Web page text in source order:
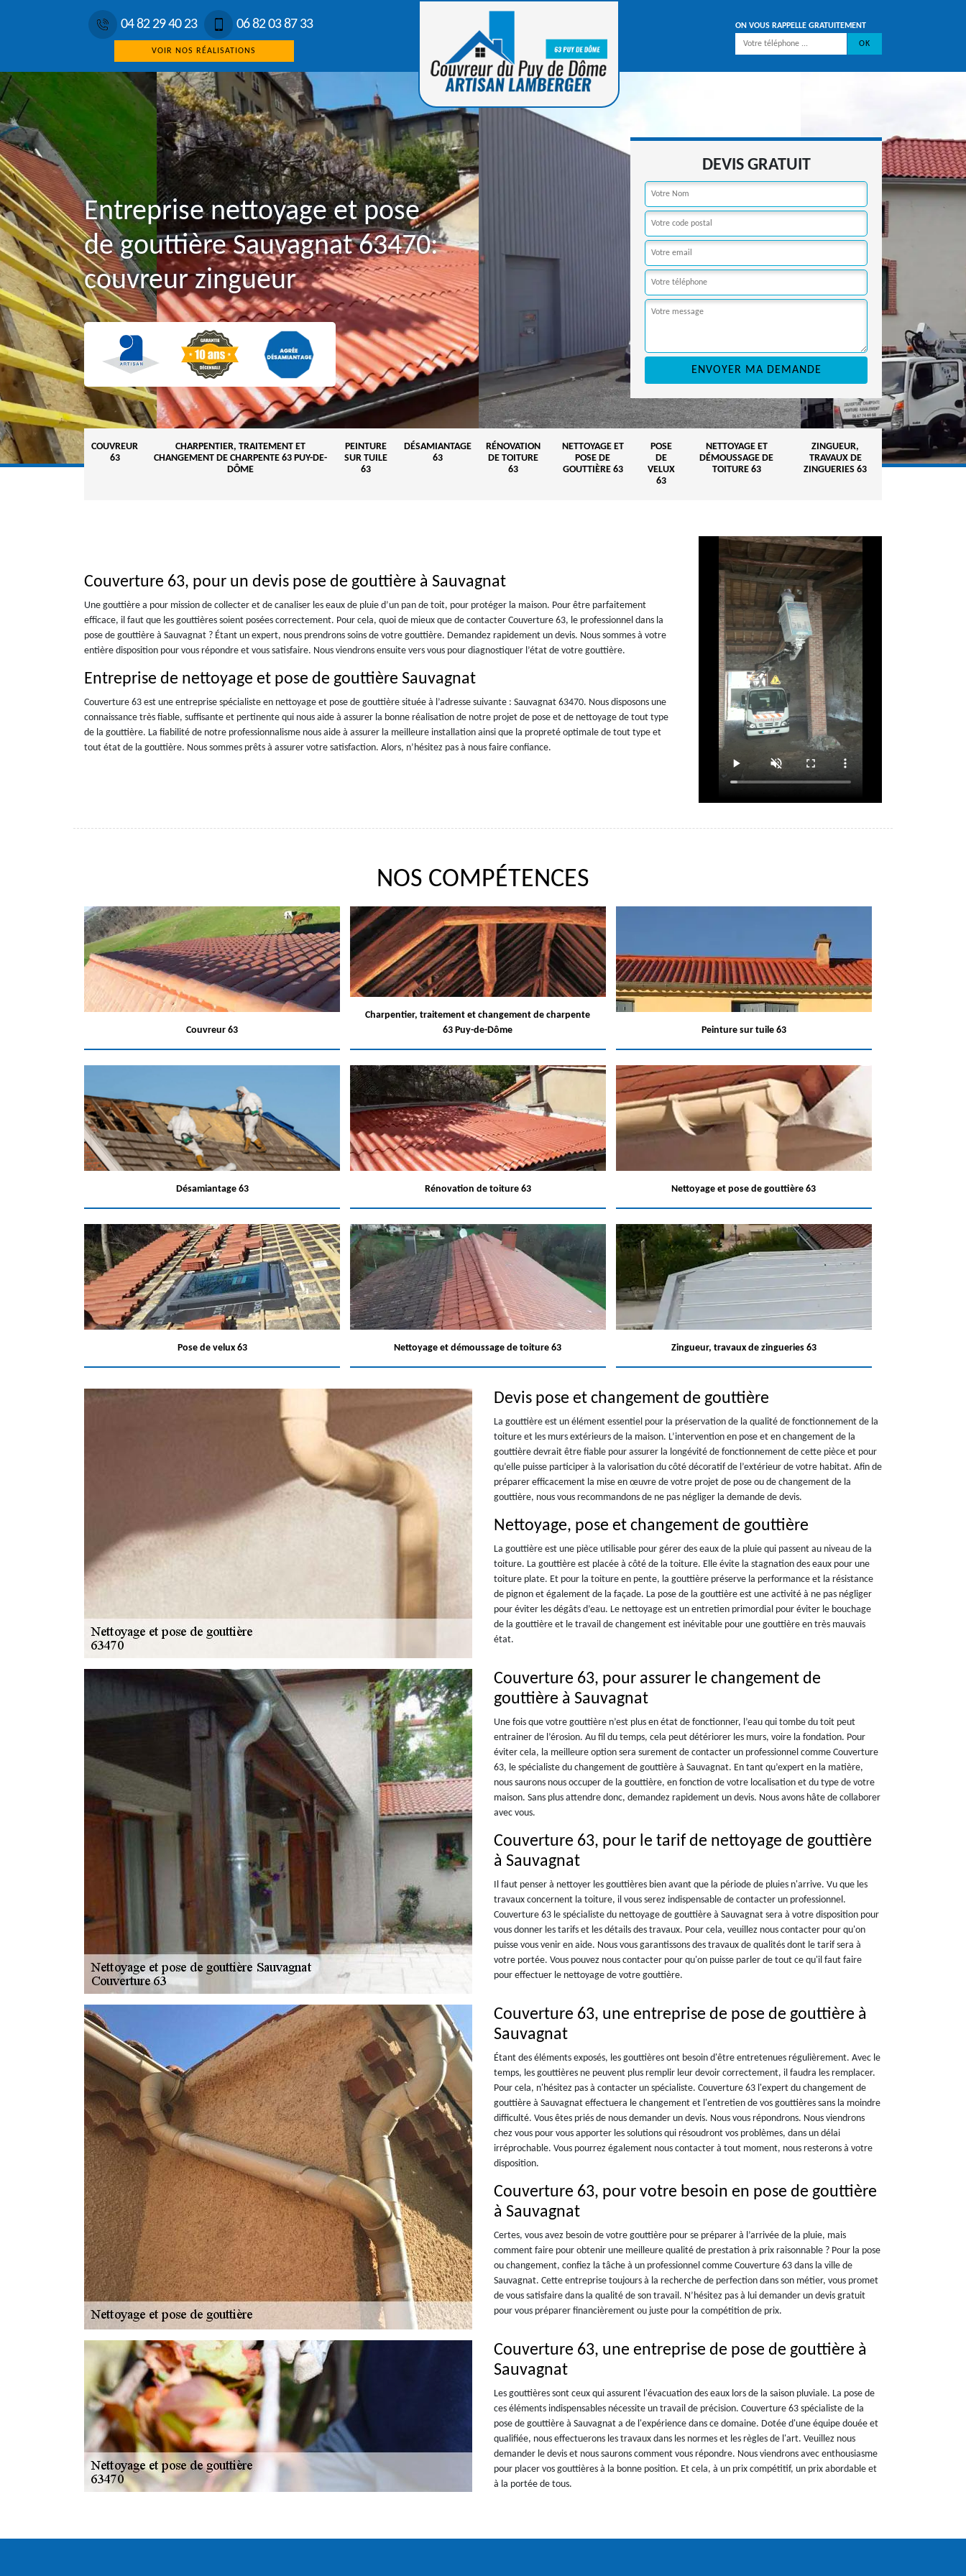
04 82 29 40 23 06 82 03 87 33
VOIR NOS RÉALISATIONS
ON VOUS RAPPELLE GRATUITEMENT
Entreprise nettoyage et pose
de gouttière Sauvagnat 63470:
couvreur zingueur
DEVIS GRATUIT
COUVREUR
63
CHARPENTIER, TRAITEMENT ET
CHANGEMENT DE CHARPENTE 63 PUY-DE-
DÔME
PEINTURE
SUR TUILE
63
DÉSAMIANTAGE
63
RÉNOVATION
DE TOITURE
63
NETTOYAGE ET
POSE DE
GOUTTIÈRE 63
POSE
DE
VELUX
63
NETTOYAGE ET
DÉMOUSSAGE DE
TOITURE 63
ZINGUEUR,
TRAVAUX DE
ZINGUERIES 63
Couverture 63, pour un devis pose de gouttière à Sauvagnat
Une gouttière a pour mission de collecter et de canaliser les eaux de pluie d’un pan de toit, pour protéger la maison. Pour être parfaitement
efficace, il faut que les gouttières soient posées correctement. Pour cela, quoi de mieux que de contacter Couverture 63, le professionnel dans la
pose de gouttière à Sauvagnat ? Étant un expert, nous prendrons soins de votre gouttière. Demandez rapidement un devis. Nous sommes à votre
entière disposition pour vous répondre et vous satisfaire. Nous viendrons ensuite vers vous pour diagnostiquer l’état de votre gouttière.
Entreprise de nettoyage et pose de gouttière Sauvagnat
Couverture 63 est une entreprise spécialiste en nettoyage et pose de gouttière située à l’adresse suivante : Sauvagnat 63470. Nous disposons une
connaissance très fiable, suffisante et pertinente qui nous aide à assurer la bonne réalisation de notre projet de pose et de nettoyage de tout type
de la gouttière. La fiabilité de notre professionnalisme nous aide à assurer la meilleure installation ainsi que la propreté optimale de tout type et
tout état de la gouttière. Nous sommes prêts à assurer votre satisfaction. Alors, n’hésitez pas à nous faire confiance.
NOS COMPÉTENCES
Couvreur 63
Charpentier, traitement et changement de charpente
63 Puy-de-Dôme
Peinture sur tuile 63
Désamiantage 63 Rénovation de toiture 63 Nettoyage et pose de gouttière 63
Pose de velux 63 Nettoyage et démoussage de toiture 63 Zingueur, travaux de zingueries 63
Devis pose et changement de gouttière
La gouttière est un élément essentiel pour la préservation de la qualité de fonctionnement de la
toiture et les murs extérieurs de la maison. L’intervention en pose et en changement de la
gouttière devrait être fiable pour assurer la longévité de fonctionnement de cette pièce et pour
qu’elle puisse participer à la valorisation du côté décoratif de l’extérieur de votre habitat. Afin de
préparer efficacement la mise en œuvre de votre projet de pose ou de changement de la
gouttière, nous vous recommandons de ne pas négliger la demande de devis.
Nettoyage, pose et changement de gouttière
La gouttière est une pièce utilisable pour gérer des eaux de la pluie qui passent au niveau de la
toiture. La gouttière est placée à côté de la toiture. Elle évite la stagnation des eaux pour une
toiture plate. Et pour la toiture en pente, la gouttière préserve la performance et la résistance
de pignon et également de la façade. La pose de la gouttière est une activité à ne pas négliger
pour éviter les dégâts d’eau. Le nettoyage est un entretien primordial pour éviter le bouchage
de la gouttière et le travail de changement est inévitable pour une gouttière en très mauvais
état.
Couverture 63, pour assurer le changement de
gouttière à Sauvagnat
Une fois que votre gouttière n’est plus en état de fonctionner, l’eau qui tombe du toit peut
entrainer de l’érosion. Au fil du temps, cela peut détériorer les murs, voire la fondation. Pour
éviter cela, la meilleure option sera surement de contacter un professionnel comme Couverture
63, le spécialiste du changement de gouttière à Sauvagnat. En tant qu’expert en la matière,
nous saurons nous occuper de la gouttière, en fonction de votre localisation et du type de votre
maison. Sans plus attendre donc, demandez rapidement un devis. Nous avons hâte de collaborer
avec vous.
Couverture 63, pour le tarif de nettoyage de gouttière
à Sauvagnat
Il faut penser à nettoyer les gouttières bien avant que la période de pluies n'arrive. Vu que les
travaux concernent la toiture, il vous serez indispensable de contacter un professionnel.
Couverture 63 le spécialiste du nettoyage de gouttière à Sauvagnat sera à votre disposition pour
vous donner les tarifs et les détails des travaux. Pour cela, veuillez nous contacter pour qu'on
puisse vous venir en aide. Nous vous garantissons des travaux de qualités dont le tarif sera à
votre portée. Vous pouvez nous contacter pour qu'on puisse parler de tout ce qu'il faut faire
pour effectuer le nettoyage de votre gouttière.
Couverture 63, une entreprise de pose de gouttière à
Sauvagnat
Étant des éléments exposés, les gouttières ont besoin d'être entretenues régulièrement. Avec le
temps, les gouttières ne peuvent plus remplir leur devoir correctement, il faudra les remplacer.
Pour cela, n'hésitez pas à contacter un spécialiste. Couverture 63 l'expert du changement de
gouttière à Sauvagnat effectuera le changement et l'entretien de vos gouttières sans la moindre
difficulté. Vous êtes priés de nous demander un devis. Nous vous répondrons. Nous viendrons
chez vous pour vous apporter les solutions qui résoudront vos problèmes, dans un délai
irréprochable. Vous pourrez également nous contacter à tout moment, nous resterons à votre
disposition.
Couverture 63, pour votre besoin en pose de gouttière
à Sauvagnat
Certes, vous avez besoin de votre gouttière pour se préparer à l’arrivée de la pluie, mais
comment faire pour obtenir une meilleure qualité de prestation à prix raisonnable ? Pour la pose
ou changement, confiez la tâche à un professionnel comme Couverture 63 dans la ville de
Sauvagnat. Cette entreprise toujours à la recherche de perfection dans son métier, vous promet
de vous satisfaire dans la qualité de son travail. N’hésitez pas à lui demander un devis gratuit
pour vous préparer financièrement ou juste pour la compétition de prix.
Couverture 63, une entreprise de pose de gouttière à
Sauvagnat
Les gouttières sont ceux qui assurent l'évacuation des eaux lors de la saison pluviale. La pose de
ces éléments indispensables nécessite un travail de précision. Couverture 63 spécialiste de la
pose de gouttière à Sauvagnat a de l'expérience dans ce domaine. Dotée d'une équipe douée et
qualifiée, nous effectuerons les travaux dans les normes et les règles de l'art. Veuillez nous
demander le devis et nous saurons comment vous répondre. Nous viendrons avec enthousiasme
pour placer vos gouttières à la bonne position. Et cela, à un prix compétitif, un prix abordable et
à la portée de tous.